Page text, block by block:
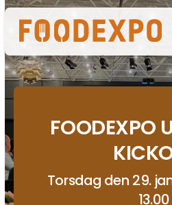
FOODEXPO
Torsdag den 29.
13.00